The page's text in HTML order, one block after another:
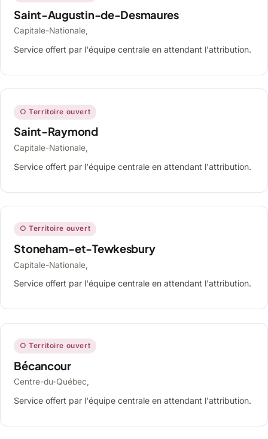
Saint-Augustin-de-Desmaures
Capitale-Nationale,
Service offert par l'équipe centrale en attendant l'attribution.
○ Territoire ouvert
Saint-Raymond
Capitale-Nationale,
Service offert par l'équipe centrale en attendant l'attribution.
○ Territoire ouvert
Stoneham-et-Tewkesbury
Capitale-Nationale,
Service offert par l'équipe centrale en attendant l'attribution.
○ Territoire ouvert
Bécancour
Centre-du-Québec,
Service offert par l'équipe centrale en attendant l'attribution.